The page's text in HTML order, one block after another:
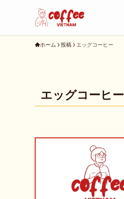
ホーム 投稿 エッグコーヒー
エッグコーヒー